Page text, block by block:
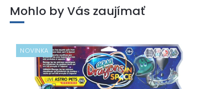
Mohlo by Vás zaujímať
NOVINKA